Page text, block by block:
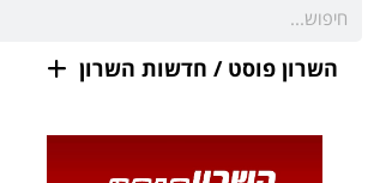
השרון פוסט / חדשות השרון